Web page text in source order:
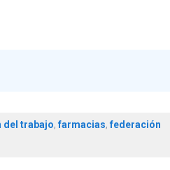
del trabajo,farmacias,federación